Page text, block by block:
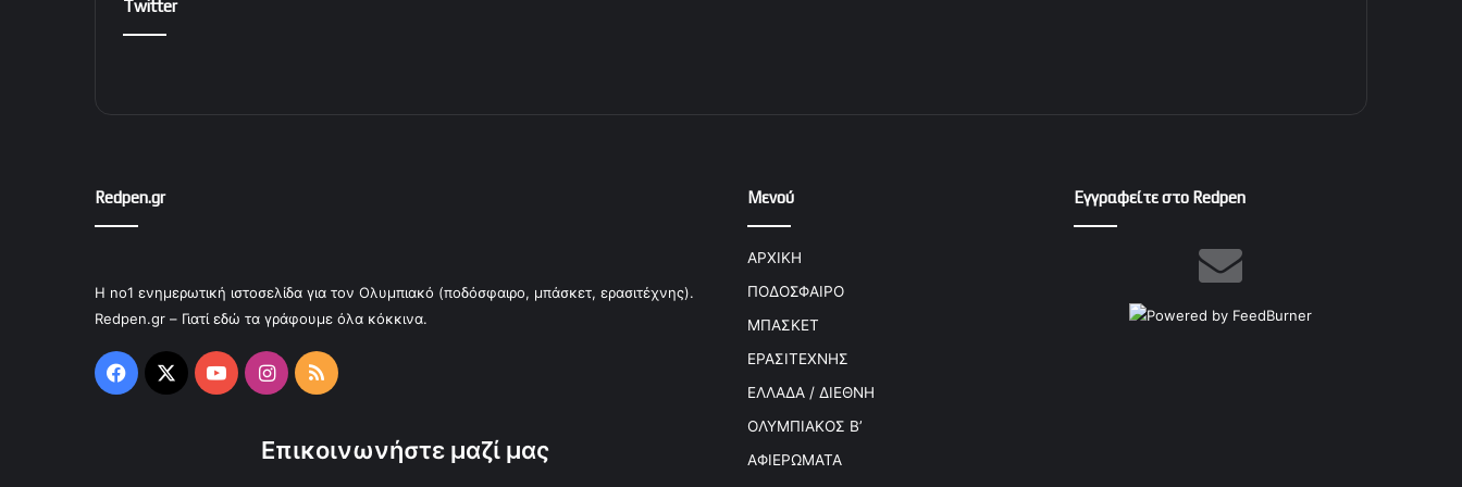
Twitter
Redpen.gr
Η no1 ενημερωτική ιστοσελίδα για τον Ολυμπιακό (ποδόσφαιρο, μπάσκετ, ερασιτέχνης).
Redpen.gr – Γιατί εδώ τα γράφουμε όλα κόκκινα.
Facebook
X YouTubeInstagram
RSS
Επικοινωνήστε μαζί μας
Μενού
ΑΡΧΙΚΗ
ΠΟΔΟΣΦΑΙΡΟ
ΜΠΑΣΚΕΤ
ΕΡΑΣΙΤΕΧΝΗΣ
ΕΛΛΑΔΑ / ΔΙΕΘΝΗ
ΟΛΥΜΠΙΑΚΟΣ Β’
ΑΦΙΕΡΩΜΑΤΑ
Εγγραφείτε στο Redpen